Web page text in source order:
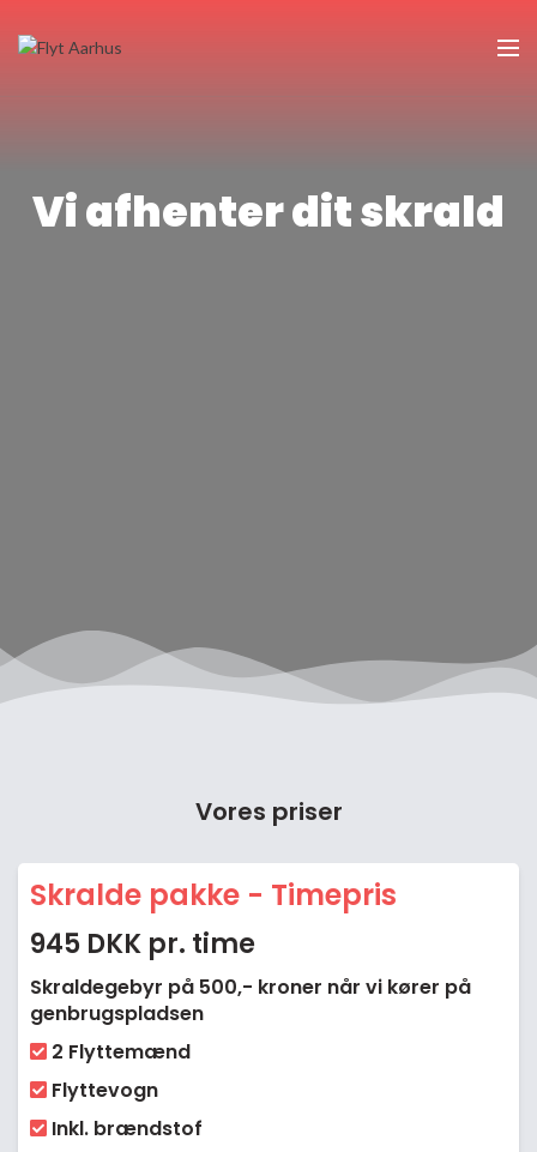
Vi afhenter dit skrald
Vores priser
Skralde pakke - Timepris
945 DKK pr. time
Skraldegebyr på 500,- kroner når vi kører på
genbrugspladsen
2 Flyttemænd
Flyttevogn
Inkl. brændstof